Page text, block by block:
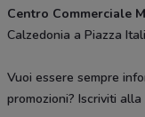
Centro Commerciale
Calzedonia a Piazza
Vuoi essere sempre
promozioni? Iscriviti